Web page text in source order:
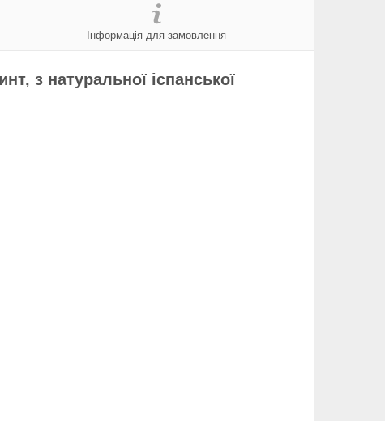
Інформація для замовлення
з натуральної іспанської